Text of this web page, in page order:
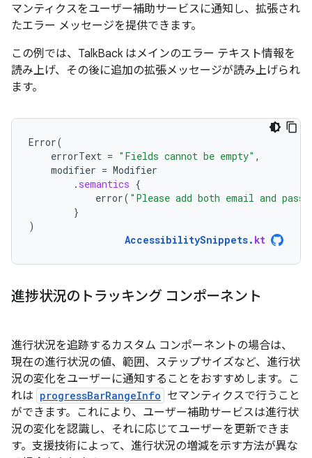
マンティクスをユーザー補助サービスに通知し、拡張され
たエラー メッセージを提供できます。
この例では、TalkBack はメインのエラー テキスト情報を
読み上げ、その後に追加の拡張メッセージが読み上げられ
ます。
Error(
errorText = "Fields cannot be empty" ,
modifier = Modifier
. semantics {
error( "Please add both email and
}
)
AccessibilitySnippets. kt
進捗状況のトラッキング コンポーネント
進行状況を追跡するカスタム コンポーネントの場合は、
現在の進行状況の値、範囲、ステップサイズなど、進行状
況の変化をユーザーに通知することをおすすめします。こ
れは progressBarRangeInfo セマンティクスで行うこと
ができます。これにより、ユーザー補助サービスは進行状
況の変化を認識し、それに応じてユーザーを更新できま
す。支援技術によって、進行状況の増減を示す方法が異な